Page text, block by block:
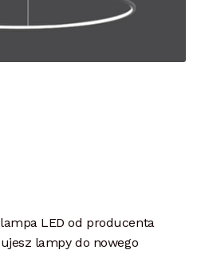
LED od producenta
lampy do nowego